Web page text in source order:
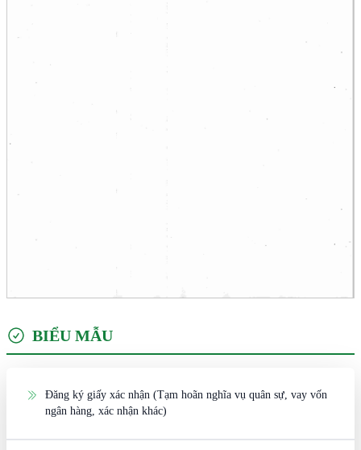
BIỂU MẪU
Đăng ký giấy xác nhận (Tạm hoãn nghĩa vụ quân sự, vay vốn
ngân hàng, xác nhận khác)